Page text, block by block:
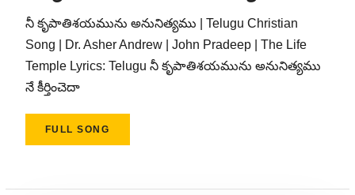
నీ కృపాతిశయమును అనునిత్యము | Telugu Christian
Song | Dr. Asher Andrew | John Pradeep | The Life
Temple Lyrics: Telugu నీ కృపాతిశయమును అనునిత్యము
నే కీర్తించెదా
FULL SONG